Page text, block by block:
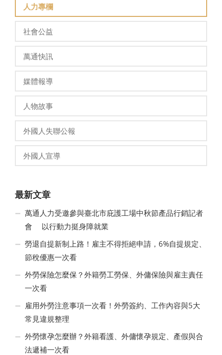
人力專欄
社會公益
萬通快訊
媒體報導
人物故事
外國人失聯公報
外國人宣導
最新文章
萬通人力受邀參與臺北市庇護工場中秋節產品行銷記者
會 以行動力挺身障就業
勞退自提新制上路！雇主不得拒絕申請，6%自提規定、
節稅優惠一次看
外勞保險怎麼保？外籍勞工勞保、外傭保險與雇主責任
一次看
雇用外勞注意事項一次看！外勞簽約、工作內容與5大
常見違規整理
外勞懷孕怎麼辦？外籍看護、外傭懷孕規定、產假與合
法遞補一次看